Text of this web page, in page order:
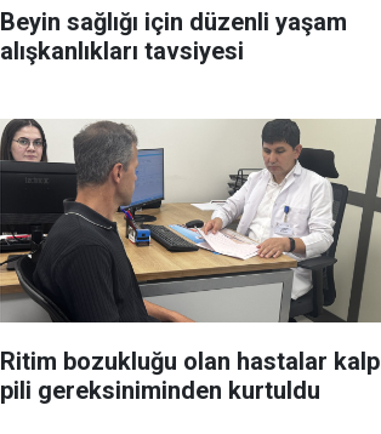
Beyin sağlığı için düzenli yaşam
alışkanlıkları tavsiyesi
Ritim bozukluğu olan hastalar kalp
pili gereksiniminden kurtuldu